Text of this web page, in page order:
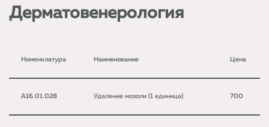
Дерматовенерология
Номенклатура Наименование Цена
A16.01.028 Удаление мозоли (1 единица) 700